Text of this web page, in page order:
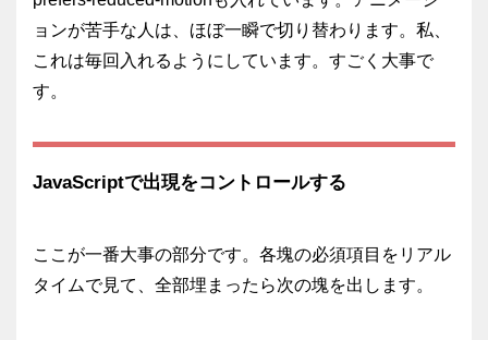
ョンが苦手な人は、ほぼ一瞬で切り替わります。私、
これは毎回入れるようにしています。すごく大事で
す。
JavaScriptで出現をコントロールする
ここが一番大事の部分です。各塊の必須項目をリアル
タイムで見て、全部埋まったら次の塊を出します。